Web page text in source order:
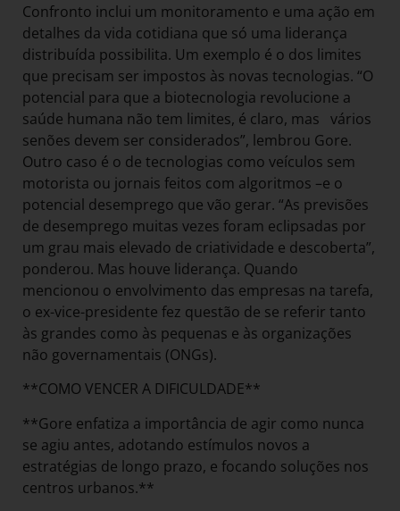
Confronto inclui um monitoramento e uma ação em
detalhes da vida cotidiana que só uma liderança
distribuída possibilita. Um exemplo é o dos limites
que precisam ser impostos às novas tecnologias. “O
potencial para que a biotecnologia revolucione a
saúde humana não tem limites, é claro, mas vários
senões devem ser considerados”, lembrou Gore.
Outro caso é o de tecnologias como veículos sem
motorista ou jornais feitos com algoritmos –e o
potencial desemprego que vão gerar. “As previsões
de desemprego muitas vezes foram eclipsadas por
um grau mais elevado de criatividade e descoberta”,
ponderou. Mas houve liderança. Quando
mencionou o envolvimento das empresas na tarefa,
o ex-vice-presidente fez questão de se referir tanto
às grandes como às pequenas e às organizações
não governamentais (ONGs).
**COMO VENCER A DIFICULDADE**
**Gore enfatiza a importância de agir como nunca
se agiu antes, adotando estímulos novos a
estratégias de longo prazo, e focando soluções nos
centros urbanos.**